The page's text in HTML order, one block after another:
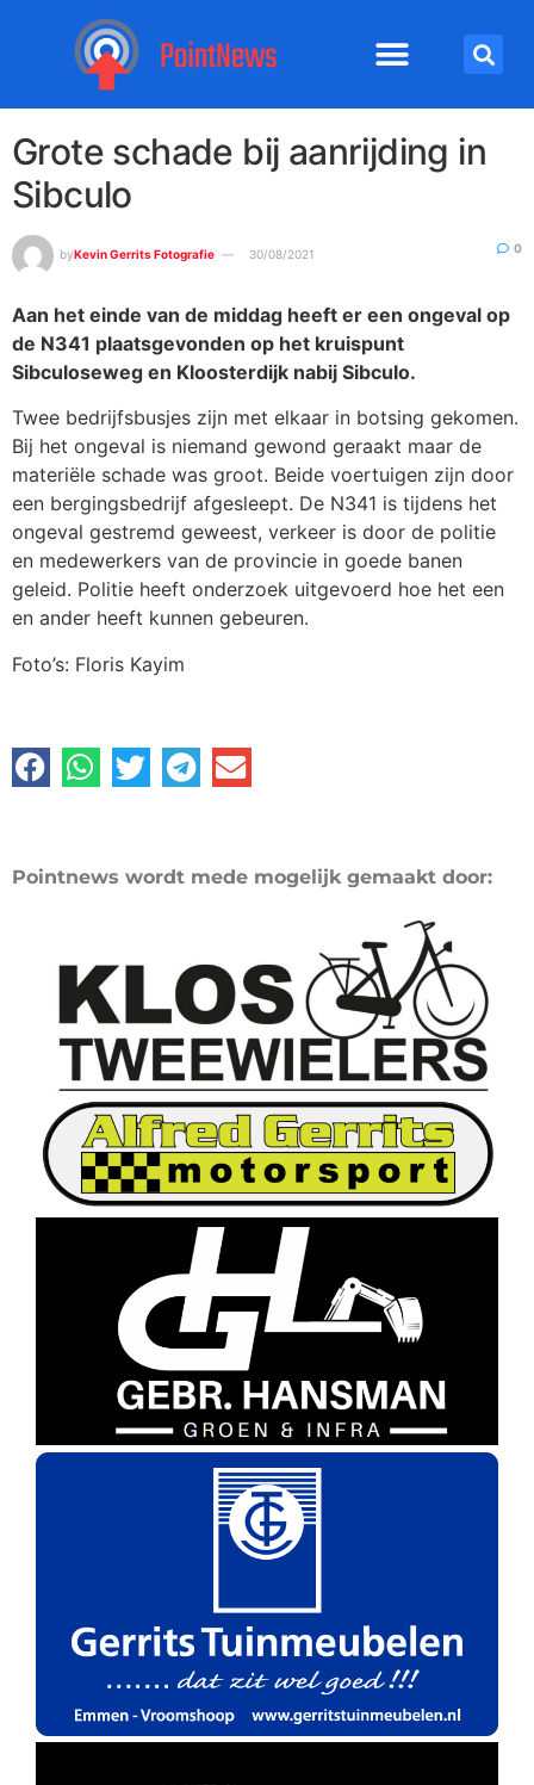
Grote schade bij aanrijding in
Sibculo
byKevin Gerrits Fotografie 30/08/2021 0
Aan het einde van de middag heeft er een ongeval op
de N341 plaatsgevonden op het kruispunt
Sibculoseweg en Kloosterdijk nabij Sibculo.
Twee bedrijfsbusjes zijn met elkaar in botsing gekomen.
Bij het ongeval is niemand gewond geraakt maar de
materiële schade was groot. Beide voertuigen zijn door
een bergingsbedrijf afgesleept. De N341 is tijdens het
ongeval gestremd geweest, verkeer is door de politie
en medewerkers van de provincie in goede banen
geleid. Politie heeft onderzoek uitgevoerd hoe het een
en ander heeft kunnen gebeuren.
Foto’s: Floris Kayim
Pointnews wordt mede mogelijk gemaakt door: